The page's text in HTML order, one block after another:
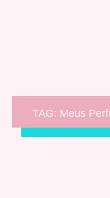
TAG: Meus